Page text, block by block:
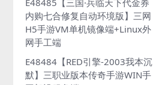
E48485【三国·兵临天下代金券
内购七合修复自动环境版】三网
H5手游VM单机镜像端+Linux外
网手工端
E48484【RED引擎-2003我本沉
默】三职业版本传奇手游WIN手